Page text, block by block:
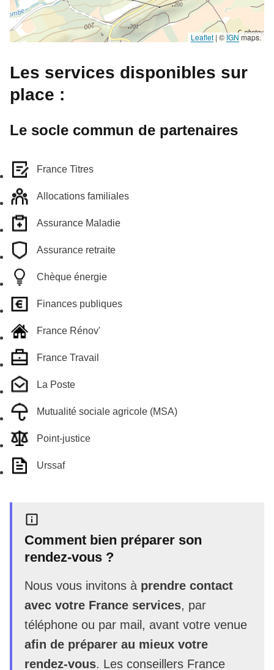
Leaflet | © IGNmaps.
Les services disponibles sur
place :
Le socle commun de partenaires
France Titres
Allocations familiales
Assurance Maladie
Assurance retraite
Chèque énergie
Finances publiques
France Rénov'
France Travail
La Poste
Mutualité sociale agricole (MSA)
Point-justice
Urssaf
Comment bien préparer son
rendez-vous ?
Nous vous invitons à prendre contact
avec votre France services, par
téléphone ou par mail, avant votre venue
afin de préparer au mieux votre
rendez-vous. Les conseillers France